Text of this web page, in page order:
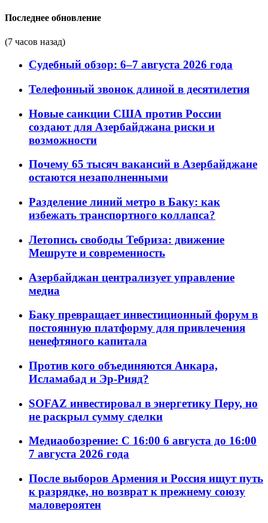
Последнее обновление
(7 часов назад)
Судебный обзор: 6–7 августа 2026 года
Телефонный звонок длиной в десятилетия
Новые санкции США против России
создают для Азербайджана риски и
возможности
Почему 65 тысяч вакансий в Азербайджане
остаются незаполненными
Разделение линий метро в Баку: как
избежать транспортного коллапса?
Летопись свободы Тебриза: движение
Мешруте и современность
Азербайджан централизует управление
медиа
Баку превращает инвестиционный форум в
постоянную платформу для привлечения
ненефтяного капитала
Против кого объединяются Анкара,
Исламабад и Эр-Рияд?
SOFAZ инвестировал в энергетику Перу, но
не раскрыл сумму сделки
Медиаобозрение: С 16:00 6 августа до 16:00
7 августа 2026 года
После выборов Армения и Россия ищут путь
к разрядке, но возврат к прежнему союзу
маловероятен